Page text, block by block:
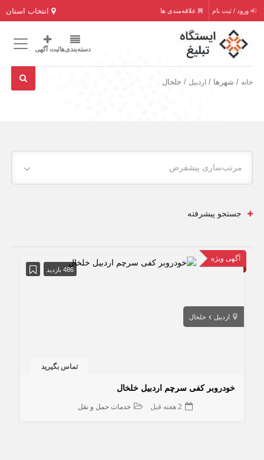
انتخاب استان ورود / ثبت نام علاقه‌مندی ها
دسته‌بندی‌هاثبت آگهی
خانه / شهرها / اردبیل / خلخال
مرتب‌سازی پیشفرض
جستجو پیشرفته
آگهی ویژه
486 بازدید
اردبیل خلخال
تماس بگیرید
خودروبر کفی سرچم اردبیل خلخال
2 هفته قبل خدمات حمل و نقل